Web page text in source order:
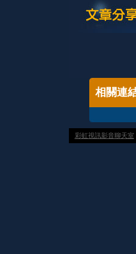
相關連
彩虹視訊影音聊天室